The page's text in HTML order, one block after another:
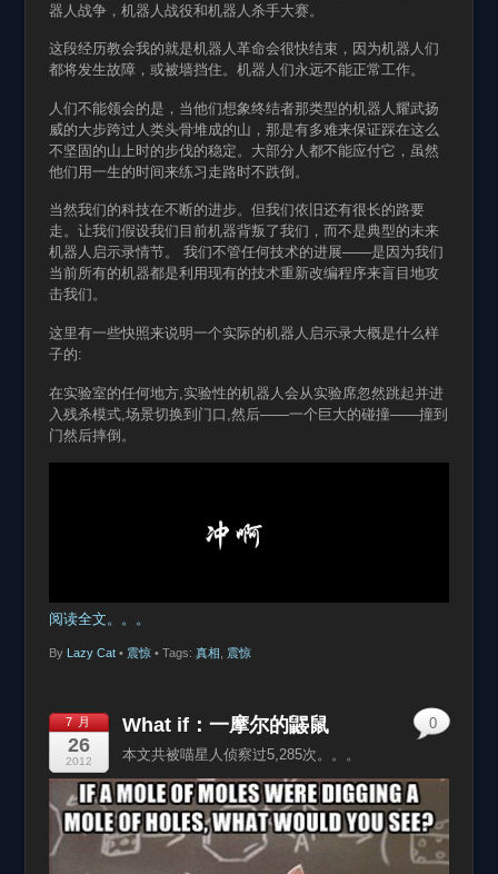
器人战争，机器人战役和机器人杀手大赛。
这段经历教会我的就是机器人革命会很快结束，因为机器人们
都将发生故障，或被墙挡住。机器人们永远不能正常工作。
人们不能领会的是，当他们想象终结者那类型的机器人耀武扬
威的大步跨过人类头骨堆成的山，那是有多难来保证踩在这么
不坚固的山上时的步伐的稳定。大部分人都不能应付它，虽然
他们用一生的时间来练习走路时不跌倒。
当然我们的科技在不断的进步。但我们依旧还有很长的路要
走。让我们假设我们目前机器背叛了我们，而不是典型的未来
机器人启示录情节。 我们不管任何技术的进展——是因为我们
当前所有的机器都是利用现有的技术重新改编程序来盲目地攻
击我们。
这里有一些快照来说明一个实际的机器人启示录大概是什么样
子的:
在实验室的任何地方,实验性的机器人会从实验席忽然跳起并进
入残杀模式,场景切换到门口,然后——一个巨大的碰撞——撞到
门然后摔倒。
阅读全文。。。
By Lazy Cat• 震惊 • Tags: 真相 震惊
7 月
26
2012
What if：一摩尔的鼹鼠
本文共被喵星人侦察过5,285次。。。
0